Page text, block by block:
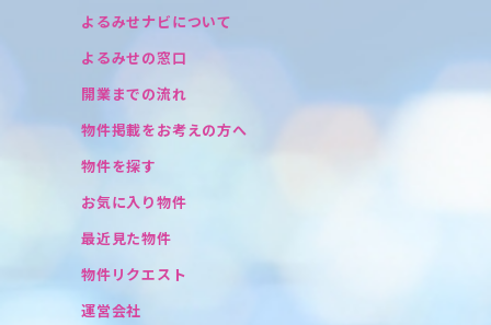
よるみせナビについて
よるみせの窓口
開業までの流れ
物件掲載をお考えの方へ
物件を探す
お気に入り物件
最近見た物件
物件リクエスト
運営会社